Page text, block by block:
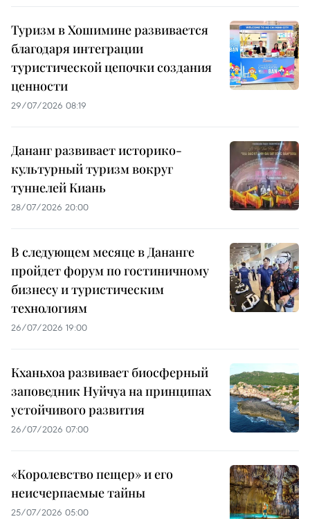
Туризм в Хошимине развивается
благодаря интеграции
туристической цепочки создания
ценности
29/07/2026 08:19
Дананг развивает историко-
культурный туризм вокруг
туннелей Киань
28/07/2026 20:00
В следующем месяце в Дананге
пройдет форум по гостиничному
бизнесу и туристическим
технологиям
26/07/2026 19:00
Кханьхоа развивает биосферный
заповедник Нуйчуа на принципах
устойчивого развития
26/07/2026 07:00
«Королевство пещер» и его
неисчерпаемые тайны
25/07/2026 05:00